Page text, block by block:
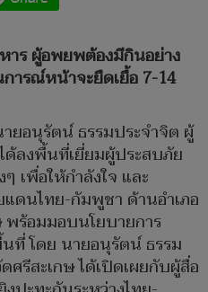
าร ผู้อพยพต้องมีกินอย่าง
ารณ์หน้าจะยืดเยื้อ 7-14
ยอนุรัตน์ ธรรมประจำจิต ผู้
ด้ลงพื้นที่เยี่ยมผู้ประสบภัย
เพื่อให้กำลังใจ และ
ดนไทย-กัมพูชา ด้านอำเภอ
ร้อมมอบนโยบายการ
ที่ โดย นายอนุรัตน์ ธรรม
ศรีสะเกษ ได้เปิดเผยกับผู้สื่อ